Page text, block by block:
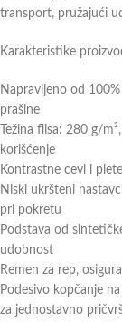
transport, pružajući
Karakteristike
Napravljeno od
prašine
Težina flisa: 280 g/
korišćenje
Kontrastne cevi i
Niski ukršteni
pri pokretu
Podstava od
udobnost
Remen za rep,
Podesivo kopčanje
za jednostavno